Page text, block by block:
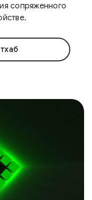
сопряженного